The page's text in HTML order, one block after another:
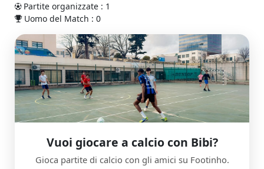
Partite organizzate : 1
Uomo del Match : 0
Vuoi giocare a calcio con Bibi?
Gioca partite di calcio con gli amici su Footinho.